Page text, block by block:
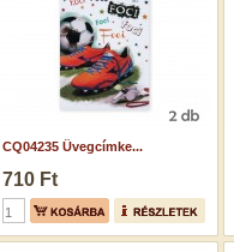
CQ04235 Üvegcímke...
710 Ft